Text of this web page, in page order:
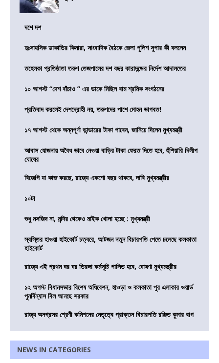
দশে দশ
দুঃসাহসিক ডাকাতির কিনারা, সাংবাদিক বৈঠকে জেলা পুলিশ সুপার কী বললেন
তহেলকা প্রতিষ্ঠাতা তরুণ তেজপালের দশ বছর কারাদন্ডের নির্দেশ আদালতের
১০ আগস্ট “দেশ বাঁচাও ” এর ডাকে মিছিল বাম শ্রমিক সংগঠনের
প্রতিবাদ করলেই দেশদ্রোহী নয়, তরুণদের পাশে মোহন ভাগবত!
১৭ আগস্ট থেকে অন্নপূর্ণা ভান্ডারের টাকা পাবেন, জানিয়ে দিলেন মুখ্যমন্ত্রী
আবাস যোজনায় অবৈধ ভাবে নেওয়া বাড়ির টাকা ফেরত দিতে হবে, হুঁশিয়ারি দিলীপ
ঘোষের
বিজেপি যা কাজ করছে, রাজ্যে একশো বছর থাকবে, দাবি মুখ্যমন্ত্রীর
১০টা
শুধু মসজিদ না, মন্দির থেকেও মাইক খোলা হচ্ছে : মুখ্যমন্ত্রী
স্বস্তির হাওয়া হাইকোর্ট চত্বরে, আটজন নতুন বিচারপতি পেতে চলেছে কলকাতা
হাইকোর্ট
রাজ্যে এই প্রথম ঘর ঘর তিরঙ্গা কর্মসূচি পালিত হবে, ঘোষণা মুখ্যমন্ত্রীর
১২ অগস্ট বিধানসভার বিশেষ অধিবেশন, হাওড়া ও কলকাতা পুর এলাকার ওয়ার্ড
পুনর্বিন্যাস বিল আনছে সরকার
রাজ্য অনগ্রসর শ্রেণী কমিশনের নেতৃত্বে প্রাক্তন বিচারপতি রঞ্জিত কুমার বাগ
NEWS IN CATEGORIES